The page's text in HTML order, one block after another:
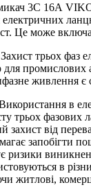
3C 16А
Це може
трьох фаз
промислових
живлення є
в
трьох фазових
захист від
запобігти
ризики
в
житлові,